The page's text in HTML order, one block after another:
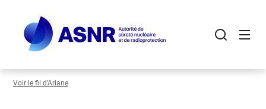
contenu
principal
Voir le fil d’Ariane